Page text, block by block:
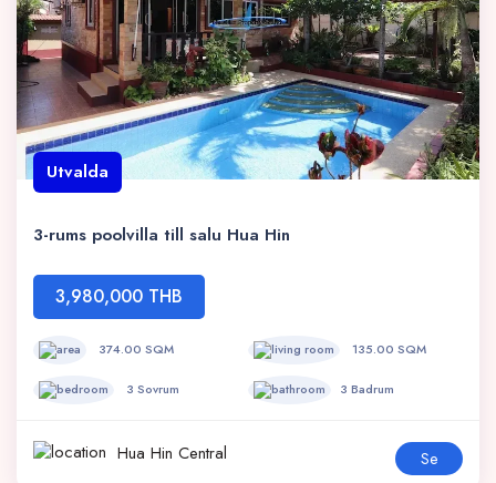
Utvalda
3-rums poolvilla till salu Hua Hin
3,980,000 THB
374.00 SQM 135.00 SQM
3 Sovrum 3 Badrum
Hua Hin Central Se